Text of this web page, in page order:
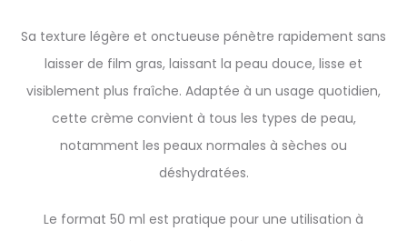
Sa texture légère et onctueuse pénètre rapidement sans
laisser de film gras, laissant la peau douce, lisse et
visiblement plus fraîche. Adaptée à un usage quotidien,
cette crème convient à tous les types de peau,
notamment les peaux normales à sèches ou
déshydratées.
Le format 50 ml est pratique pour une utilisation à